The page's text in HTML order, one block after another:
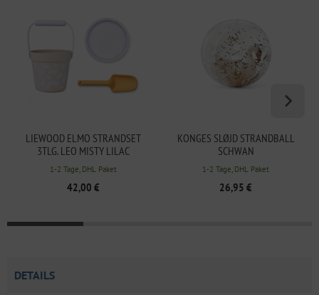
LIEWOOD ELMO STRANDSET
3TLG. LEO MISTY LILAC
1-2 Tage, DHL Paket
42,00 €
KONGES SLØJD STRANDBALL
SCHWAN
1-2 Tage, DHL Paket
26,95 €
DETAILS